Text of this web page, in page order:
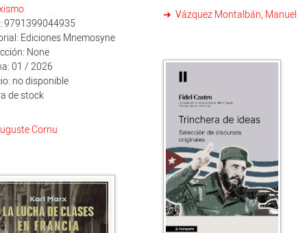
educativo y cultural... Son textos
accesibles y constituyen una
primera vez como para quien
Vázquez Montalbán, Manuel
9791399044935
Ediciones Mnemosyne
None
01 / 2026
no disponible
de stock
Cornu